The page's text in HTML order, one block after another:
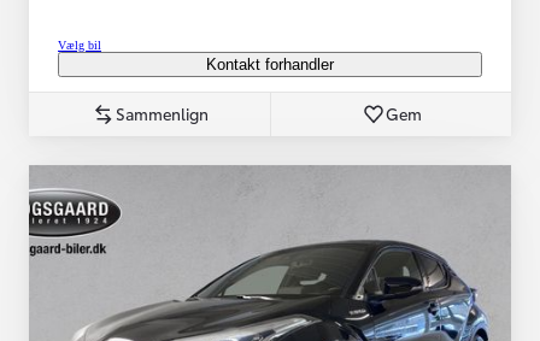
Vælg bil
Kontakt forhandler
Sammenlign Gem